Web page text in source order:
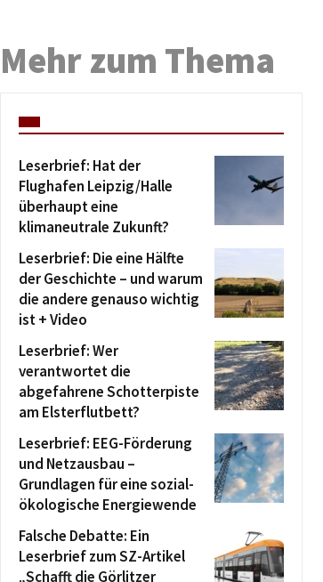
Mehr zum Thema
Leserbrief: Hat der
Flughafen Leipzig/Halle
überhaupt eine
klimaneutrale Zukunft?
Leserbrief: Die eine Hälfte
der Geschichte – und warum
die andere genauso wichtig
ist + Video
Leserbrief: Wer
verantwortet die
abgefahrene Schotterpiste
am Elsterflutbett?
Leserbrief: EEG-Förderung
und Netzausbau –
Grundlagen für eine sozial-
ökologische Energiewende
Falsche Debatte: Ein
Leserbrief zum SZ-Artikel
„Schafft die Görlitzer